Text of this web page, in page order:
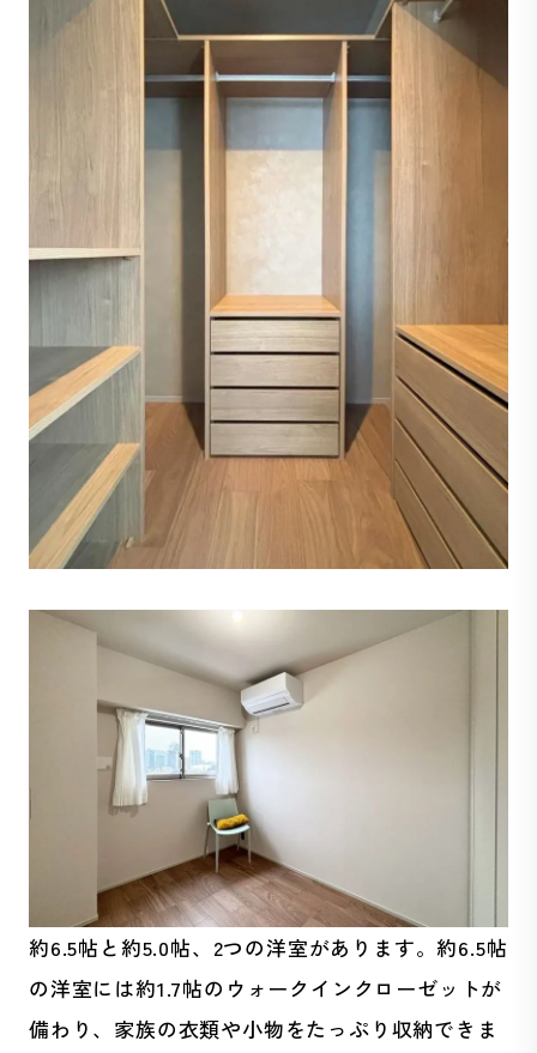
約6.5帖と約5.0帖、2つの洋室があります。約6.5帖
の洋室には約1.7帖のウォークインクローゼットが
備わり、家族の衣類や小物をたっぷり収納できま